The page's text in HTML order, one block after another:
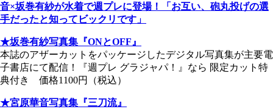
音×坂巻有紗が水着で週プレに登場！「お互い、砲丸投げの選
手だったと知ってビックリです」
★坂巻有紗写真集『ONとOFF』
本誌のアザーカットをパッケージしたデジタル写真集が主要電
子書店にて配信！『週プレ グラジャパ！』なら 限定カット特
典付き 価格1100円（税込）
★宮原華音写真集『三刀流』